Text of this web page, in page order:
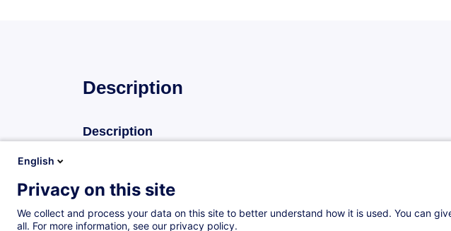
Description
Description
compréhension claire du décompte de rémunération est à l’ordre du jour ainsi
English
Privacy on this site
We collect and process your data on this site to better understand how it is used. You can
all. For more information, see our privacy policy.